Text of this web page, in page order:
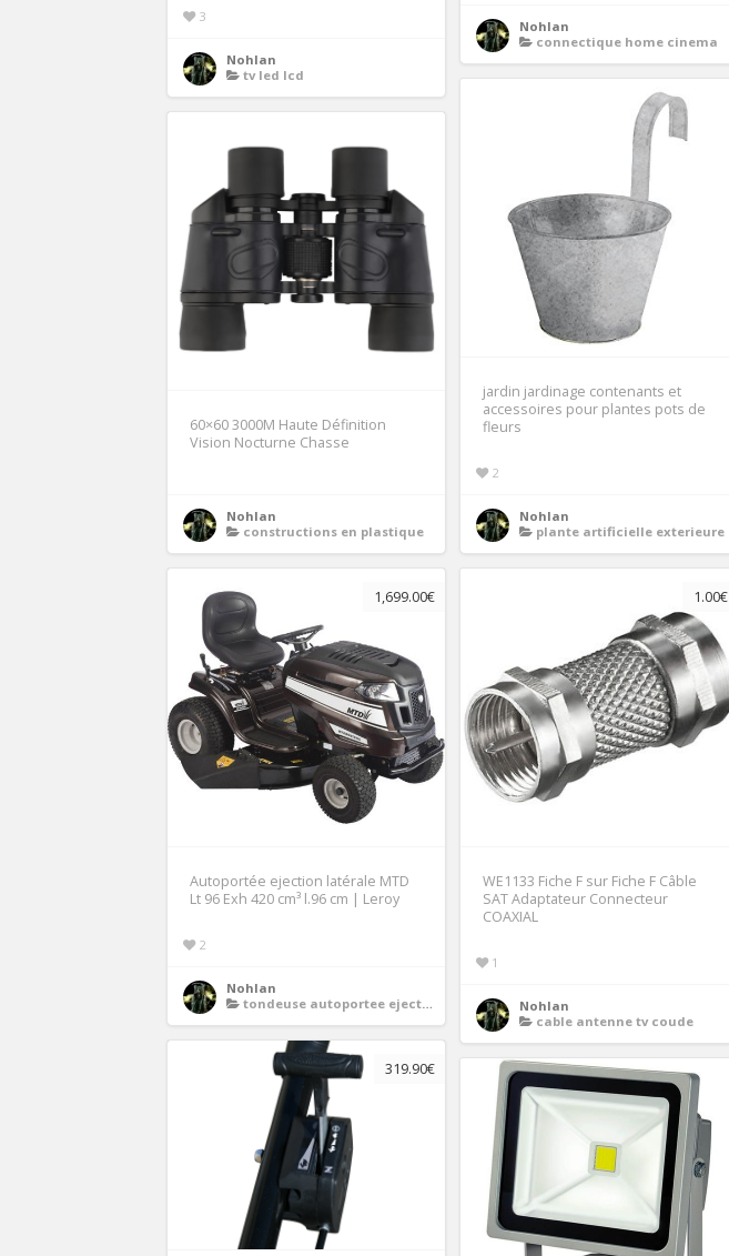
Nohlan
connectique home cinema
3
Nohlan
tv led lcd
jardin jardinage contenants et
accessoires pour plantes pots de
fleurs
2
Nohlan
plante artificielle exterieure
60×60 3000M Haute Définition
Vision Nocturne Chasse
Nohlan
constructions en plastique
1,699.00€
Autoportée ejection latérale MTD
Lt 96 Exh 420 cm³ l.96 cm | Leroy
2
Nohlan
tondeuse autoportee ejection laterale
1.00€
WE1133 Fiche F sur Fiche F Câble
SAT Adaptateur Connecteur
COAXIAL
1
Nohlan
cable antenne tv coude
319.90€